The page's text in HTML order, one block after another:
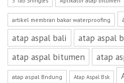
artikel membran bakar waterproofing
atap aspal bali
atap aspal
atap aspal bitumen atap
atap aspal Bndung Atap Aspal Bsk